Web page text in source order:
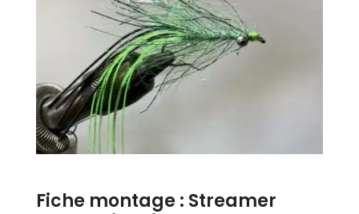
Fiche montage : Streamer